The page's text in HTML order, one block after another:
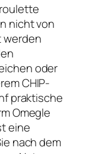
nicht von
werden
oder
CHIP-
praktische
Omegle
eine
nach dem